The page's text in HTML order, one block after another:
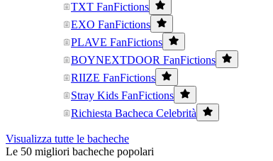
TXT FanFictions
EXO FanFictions
PLAVE FanFictions
BOYNEXTDOOR FanFictions
RIIZE FanFictions
Stray Kids FanFictions
Richiesta Bacheca Celebrità
Visualizza tutte le bacheche
Le 50 migliori bacheche popolari